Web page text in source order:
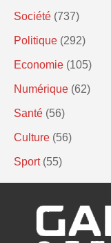
Société (737)
Politique (292)
Economie (105)
Numérique (62)
Santé (56)
Culture (56)
Sport (55)